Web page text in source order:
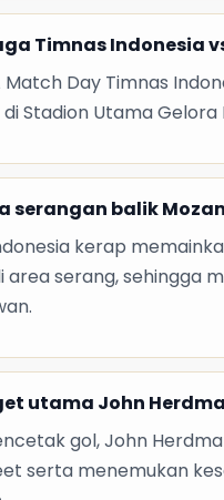
Timnas Indonesia
Match Day Timnas
di Stadion Utama
serangan balik
kerap
area serang, sehingga
utama John
gol, John
serta menemukan